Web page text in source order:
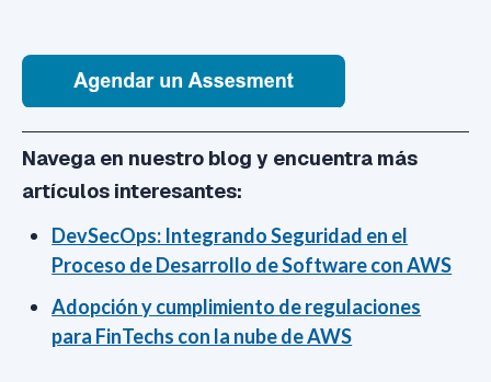
Navega en nuestro blog y encuentra más
artículos interesantes:
DevSecOps: Integrando Seguridad en el
Proceso de Desarrollo de Software con AWS
Adopción y cumplimiento de regulaciones
para FinTechs con la nube de AWS